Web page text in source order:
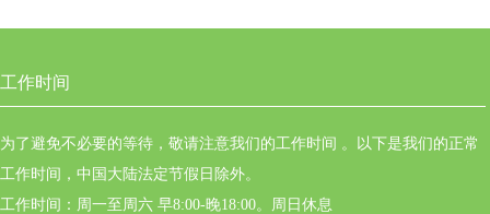
工作时间
为了避免不必要的等待，敬请注意我们的工作时间 。以下是我们的正常
工作时间，中国大陆法定节假日除外。
工作时间：周一至周六 早8:00-晚18:00。周日休息